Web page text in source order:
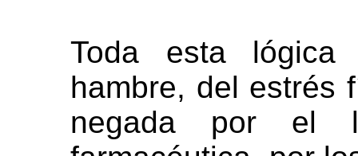
Toda esta
hambre, del estrés
negada por el